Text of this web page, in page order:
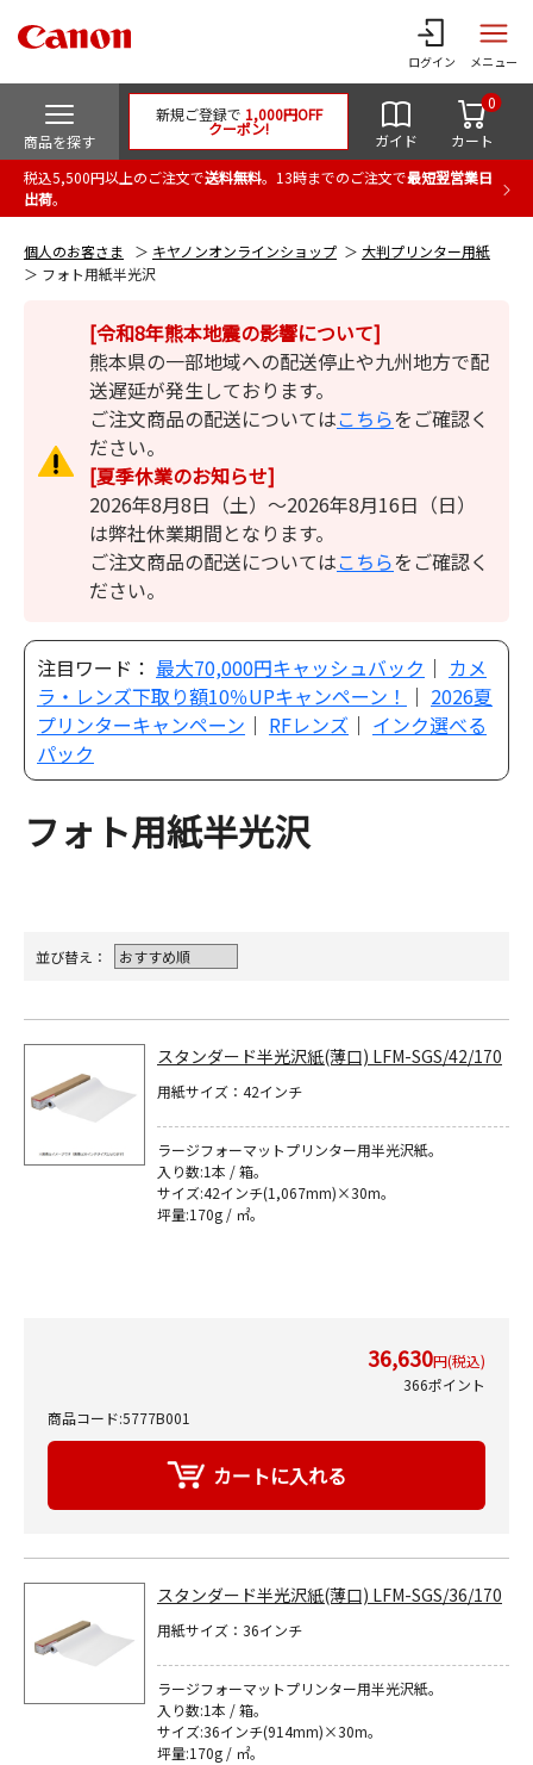
ログイン メニュー
商品を探す
新規ご登録で 1,000円OFF
クーポン!
ガイド カート
0
税込5,500円以上のご注文で送料無料。13時までのご注文で最短翌営業日
出荷。
個人のお客さま キヤノンオンラインショップ
大判プリンター用紙
フォト用紙半光沢
[令和8年熊本地震の影響について]
熊本県の一部地域への配送停止や九州地方で配
送遅延が発生しております。
ご注文商品の配送についてはこちらをご確認く
ださい。
[夏季休業のお知らせ]
2026年8月8日（土）～2026年8月16日（日）
は弊社休業期間となります。
ご注文商品の配送についてはこちらをご確認く
ださい。
注目ワード： 最大70,000円キャッシュバック ｜ カメ
ラ・レンズ下取り額10％UPキャンペーン！
｜ 2026夏
プリンターキャンペーン ｜ RFレンズ ｜ インク選べる
パック
フォト用紙半光沢
並び替え：
スタンダード半光沢紙(薄口) LFM-SGS/42/170
用紙サイズ：42インチ
ラージフォーマットプリンター用半光沢紙｡
入り数:1本 / 箱｡
サイズ:42インチ(1,067mm)×30m｡
坪量:170g / ㎡｡
36,630円(税込)
366ポイント
商品コード:5777B001
スタンダード半光沢紙(薄口) LFM-SGS/36/170
用紙サイズ：36インチ
ラージフォーマットプリンター用半光沢紙｡
入り数:1本 / 箱｡
サイズ:36インチ(914mm)×30m｡
坪量:170g / ㎡｡